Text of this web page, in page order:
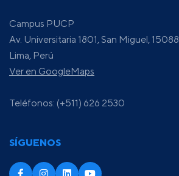
Campus PUCP
Av. Universitaria 1801, San Miguel, 15088,
Lima, Perú
Ver en GoogleMaps
Teléfonos: (+511) 626 2530
SÍGUENOS